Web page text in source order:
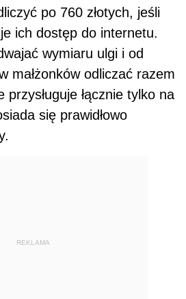
po 760 złotych, jeśli
ich dostęp do internetu.
wymiaru ulgi i od
małżonków odliczać razem
przysługuje łącznie tylko na
się prawidłowo
REKLAMA